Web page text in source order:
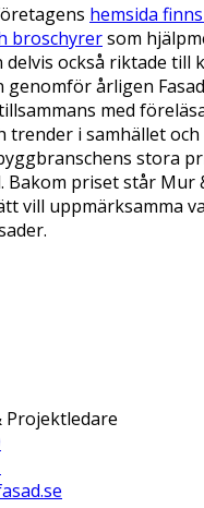
hemsida
broschyrersom
också riktade till
genomför årligen
med
trender i samhället och
stora
Bakom priset står Mur
vill uppmärksamma
Projektledare